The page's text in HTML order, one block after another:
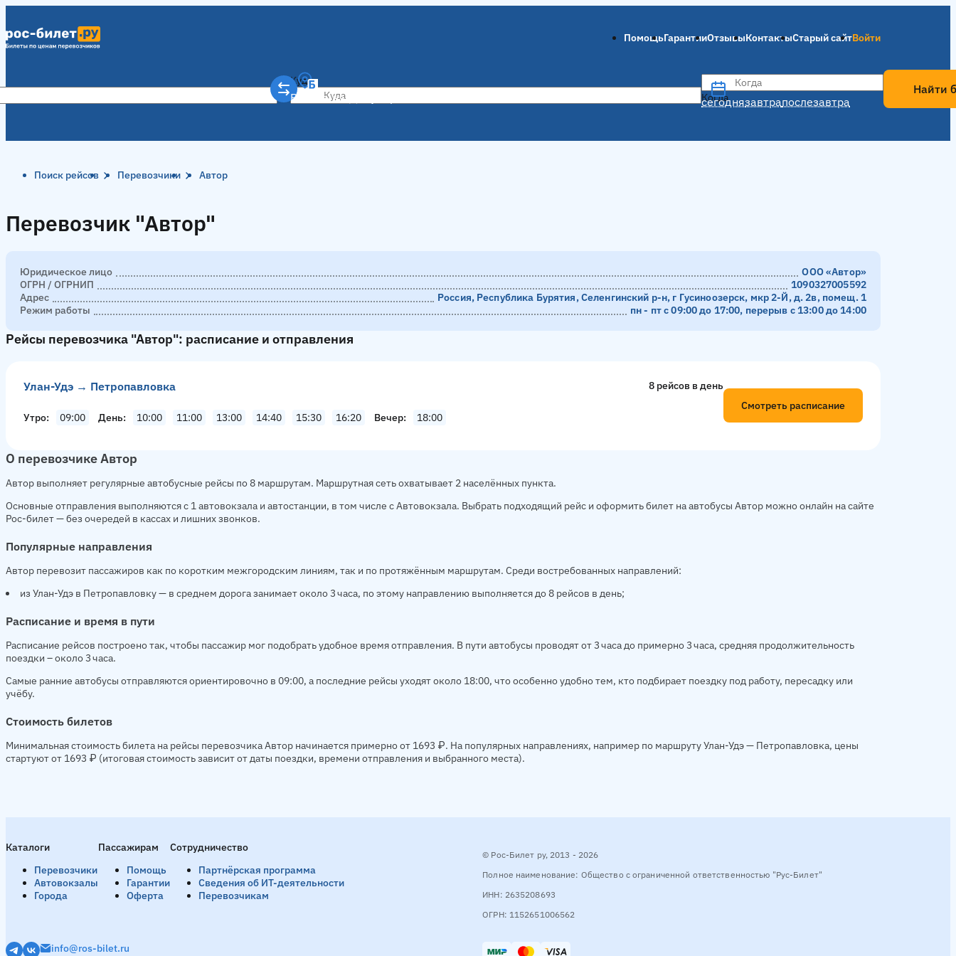
ПомощьГарантииОтзывыКонтактыСтарый сайтВойти
Куда
Ростов-на-Дону
Когда
сегоднязавтрапослезавтра
Когда
Найти
Поиск рейсов Перевозчики Автор
Перевозчик "Автор"
Перевозчик "Автор"
Юридическое лицо
ООО «Автор»
ОГРН / ОГРНИП
1090327005592
Адрес
Россия, Республика Бурятия, Селенгинский р-н, г Гусиноозерск, мкр 2-Й, д. 2в, помещ. 1
Режим работы
пн - пт с 09:00 до 17:00, перерыв с 13:00 до 14:00
Рейсы перевозчика "Автор": расписание и отправления
Улан-Удэ → Петропавловка 8 рейсов в день
Утро 09:00 День 10:00 11:00 13:00 14:40 15:30 16:20 Вечер 18:00
Смотреть расписание
О перевозчике Автор
Автор выполняет регулярные автобусные рейсы по 8 маршрутам. Маршрутная сеть охватывает 2 населённых пункта.
Основные отправления выполняются с 1 автовокзала и автостанции, в том числе с Автовокзала. Выбрать подходящий рейс и оформить билет на автобусы Автор можно онлайн на сайте
Рос-билет — без очередей в кассах и лишних звонков.
Популярные направления
Автор перевозит пассажиров как по коротким межгородским линиям, так и по протяжённым маршрутам. Среди востребованных направлений:
из Улан-Удэ в Петропавловку — в среднем дорога занимает около 3 часа, по этому направлению выполняется до 8 рейсов в день;
Расписание и время в пути
Расписание рейсов построено так, чтобы пассажир мог подобрать удобное время отправления. В пути автобусы проводят от 3 часа до примерно 3 часа, средняя продолжительность
поездки – около 3 часа.
Самые ранние автобусы отправляются ориентировочно в 09:00, а последние рейсы уходят около 18:00, что особенно удобно тем, кто подбирает поездку под работу, пересадку или
учёбу.
Стоимость билетов
Минимальная стоимость билета на рейсы перевозчика Автор начинается примерно от 1693 ₽. На популярных направлениях, например по маршруту Улан-Удэ — Петропавловка, цены
стартуют от 1693 ₽ (итоговая стоимость зависит от даты поездки, времени отправления и выбранного места).
Каталоги
Перевозчики
Автовокзалы
Города
Пассажирам
Помощь
Гарантии
Оферта
Сотрудничество
Партнёрская программа
Сведения об ИТ-деятельности
Перевозчикам
© Рос-Билет ру, 2013 - 2026
Полное наименование: Общество с ограниченной ответственностью "Рус-Билет"
ИНН: 2635208693
ОГРН: 1152651006562
info@ros-bilet.ru